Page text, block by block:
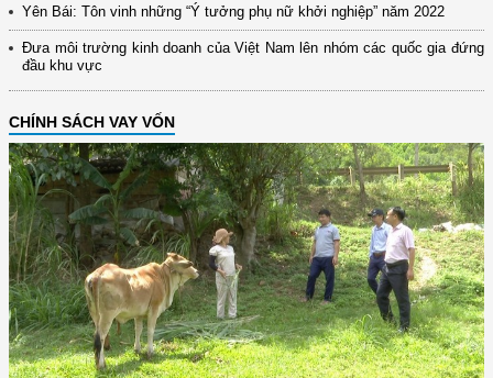
Yên Bái: Tôn vinh những “Ý tưởng phụ nữ khởi nghiệp” năm 2022
Đưa môi trường kinh doanh của Việt Nam lên nhóm các quốc gia đứng
đầu khu vực
CHÍNH SÁCH VAY VỐN